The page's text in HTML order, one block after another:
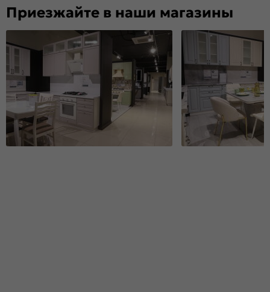
Приезжайте в наши магазины